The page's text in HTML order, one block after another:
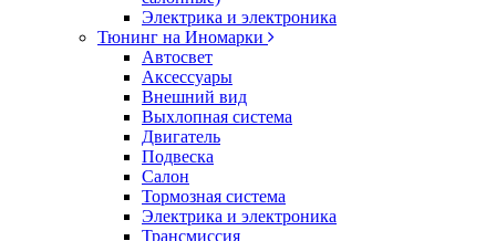
Электрика и электроника
Тюнинг на Иномарки
Автосвет
Аксессуары
Внешний вид
Выхлопная система
Двигатель
Подвеска
Салон
Тормозная система
Электрика и электроника
Трансмиссия